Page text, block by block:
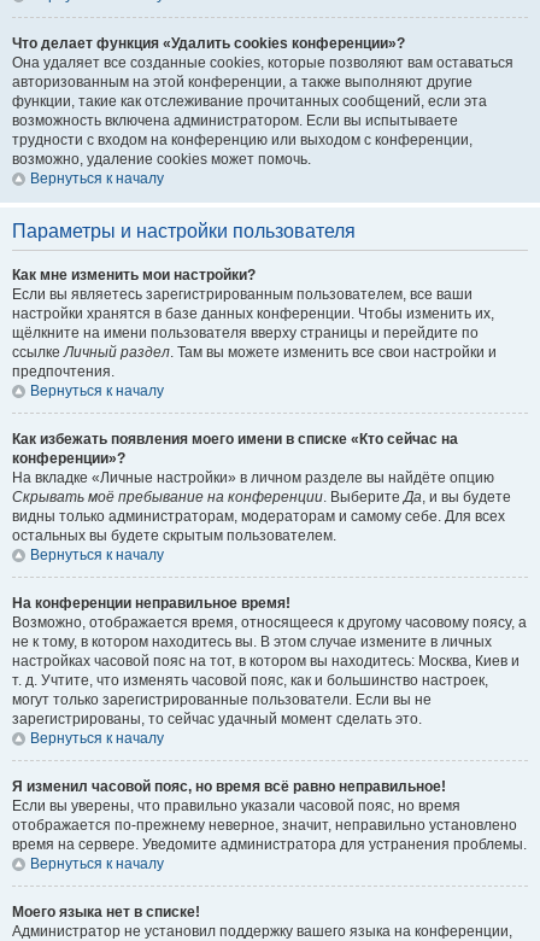
Что делает функция «Удалить cookies конференции»?
Она удаляет все созданные cookies, которые позволяют вам оставаться
авторизованным на этой конференции, а также выполняют другие
функции, такие как отслеживание прочитанных сообщений, если эта
возможность включена администратором. Если вы испытываете
трудности с входом на конференцию или выходом с конференции,
возможно, удаление cookies может помочь.
Вернуться к началу
Параметры и настройки пользователя
Как мне изменить мои настройки?
Если вы являетесь зарегистрированным пользователем, все ваши
настройки хранятся в базе данных конференции. Чтобы изменить их,
щёлкните на имени пользователя вверху страницы и перейдите по
ссылкеЛичный раздел. Там вы можете изменить все свои настройки и
предпочтения.
Вернуться к началу
Как избежать появления моего имени в списке «Кто сейчас на
конференции»?
На вкладке «Личные настройки» в личном разделе вы найдёте опцию
Скрывать моё пребывание на конференции. ВыберитеДа, и вы будете
видны только администраторам, модераторам и самому себе. Для всех
остальных вы будете скрытым пользователем.
Вернуться к началу
На конференции неправильное время!
Возможно, отображается время, относящееся к другому часовому поясу, а
не к тому, в котором находитесь вы. В этом случае измените в личных
настройках часовой пояс на тот, в котором вы находитесь: Москва, Киев и
т. д. Учтите, что изменять часовой пояс, как и большинство настроек,
могут только зарегистрированные пользователи. Если вы не
зарегистрированы, то сейчас удачный момент сделать это.
Вернуться к началу
Я изменил часовой пояс, но время всё равно неправильное!
Если вы уверены, что правильно указали часовой пояс, но время
отображается по-прежнему неверное, значит, неправильно установлено
время на сервере. Уведомите администратора для устранения проблемы.
Вернуться к началу
Моего языка нет в списке!
Администратор не установил поддержку вашего языка на конференции,